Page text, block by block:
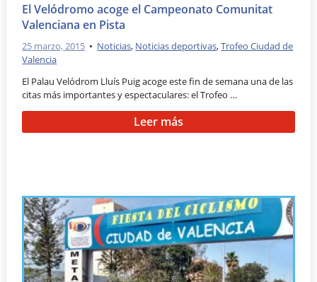
El Velódromo acoge el Campeonato Comunitat
Valenciana en Pista
25 marzo, 2015 • Noticias, Noticias deportivas,Trofeo Ciudad de
Valencia
El Palau Velódrom Lluís Puig acoge este fin de semana una de las
citas más importantes y espectaculares: el Trofeo …
Leer más